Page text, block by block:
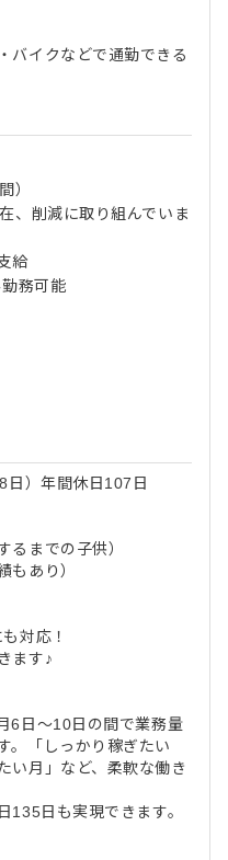
バイクなどで通勤できる
）
、削減に取り組んでいま
給
務可能
日）年間休日107日
るまでの子供）
もあり）
対応！
ます♪
6日～10日の間で業務量
。「しっかり稼ぎたい
い月」など、柔軟な働き
135日も実現できます。